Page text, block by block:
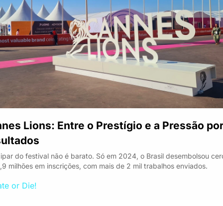
Lions: Entre o Prestígio e a Pressão
do festival não é barato. Só em 2024, o Brasil desembolsou
milhões em inscrições, com mais de 2 mil trabalhos enviados.
or Die!